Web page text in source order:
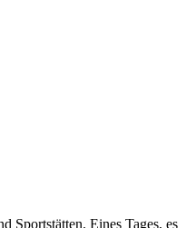
Sportstätten. Eines Tages, es